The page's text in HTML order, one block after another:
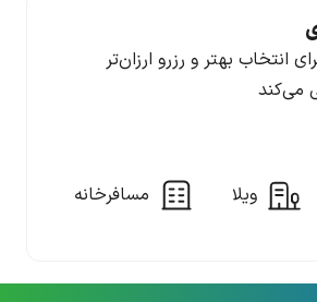
انتخاب بهتر و رزرو ارزان‌تر
می‌کند
ویلا مسافرخانه